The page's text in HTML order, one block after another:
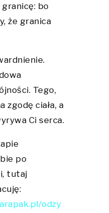
bo
że granica
Tego,
zgodę ciała, a
Ci serca.
po
tutaj
odzy